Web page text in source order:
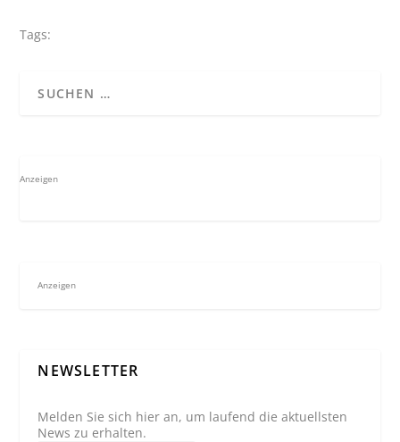
Tags:
Anzeigen
Anzeigen
NEWSLETTER
Melden Sie sich hier an, um laufend die aktuellsten
News zu erhalten.